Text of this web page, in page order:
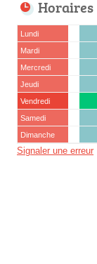
Horaires
Lundi
Mardi
Mercredi
Jeudi
Vendredi
Samedi
Dimanche
Signaler une erreur